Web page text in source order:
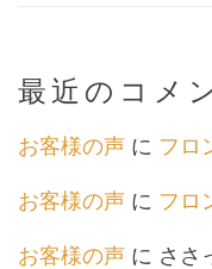
最近のコメ
お客様の声 に フロ
お客様の声 に フロ
お客様の声 に ささ